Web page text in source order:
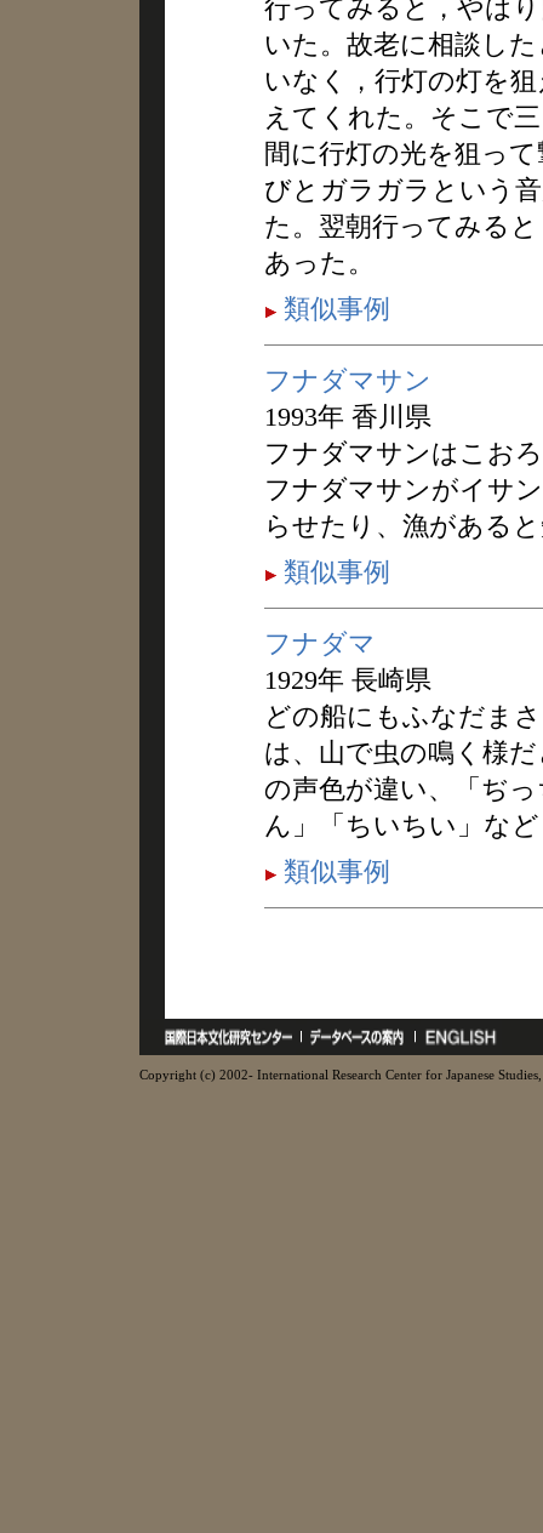
行ってみると，やは
いた。故老に相談し
いなく，行灯の灯を
えてくれた。そこで
間に行灯の光を狙っ
びとガラガラという
た。翌朝行ってみる
あった。
類似事例
フナダマサン
1993年 香川県
フナダマサンはこお
フナダマサンがイサ
らせたり、漁がある
類似事例
フナダマ
1929年 長崎県
どの船にもふなだま
は、山で虫の鳴く様
の声色が違い、「ぢ
ん」「ちいちい」な
類似事例
Copyright (c) 2002- International Research Center for Japanese